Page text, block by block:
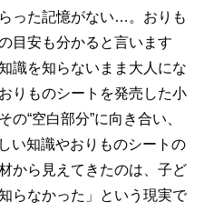
った記憶がない…。おりも
目安も分かると言います
識を知らないまま大人にな
りものシートを発売した小
“空白部分”に向き合い、
い知識やおりものシートの
から見えてきたのは、子ど
らなかった」という現実で